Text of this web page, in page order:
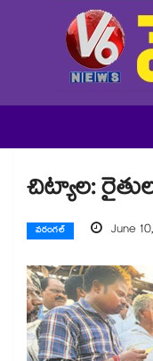
చిట్యాల:
వరంగల్ June